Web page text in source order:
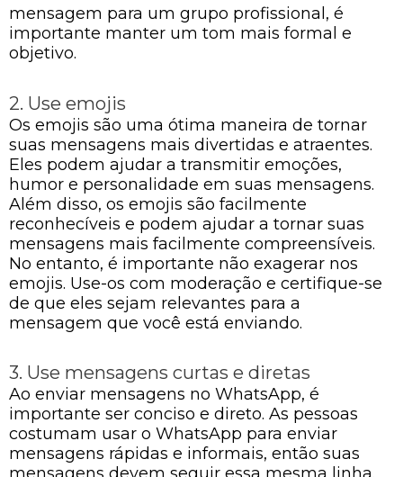
mensagem para um grupo profissional, é
importante manter um tom mais formal e
objetivo.
2. Use emojis
Os emojis são uma ótima maneira de tornar
suas mensagens mais divertidas e atraentes.
Eles podem ajudar a transmitir emoções,
humor e personalidade em suas mensagens.
Além disso, os emojis são facilmente
reconhecíveis e podem ajudar a tornar suas
mensagens mais facilmente compreensíveis.
No entanto, é importante não exagerar nos
emojis. Use-os com moderação e certifique-se
de que eles sejam relevantes para a
mensagem que você está enviando.
3. Use mensagens curtas e diretas
Ao enviar mensagens no WhatsApp, é
importante ser conciso e direto. As pessoas
costumam usar o WhatsApp para enviar
mensagens rápidas e informais, então suas